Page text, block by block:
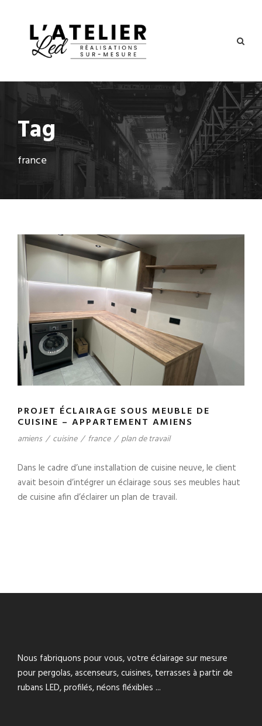
Tag
france
PROJET ÉCLAIRAGE SOUS MEUBLE DE
CUISINE – APPARTEMENT AMIENS
amiens / cuisine / france / plan de travail
Dans le cadre d’une installation de cuisine neuve, le client
avait besoin d’intégrer un éclairage sous ses meubles haut
de cuisine afin d’éclairer un plan de travail.
Nous fabriquons pour vous, votre éclairage sur mesure
pour pergolas, ascenseurs, cuisines, terrasses à partir de
rubans LED, profilés, néons fléxibles ...